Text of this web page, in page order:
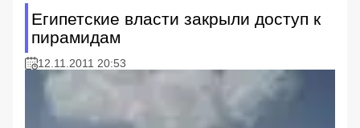
Египетские власти закрыли доступ к
пирамидам
12.11.2011 20:53